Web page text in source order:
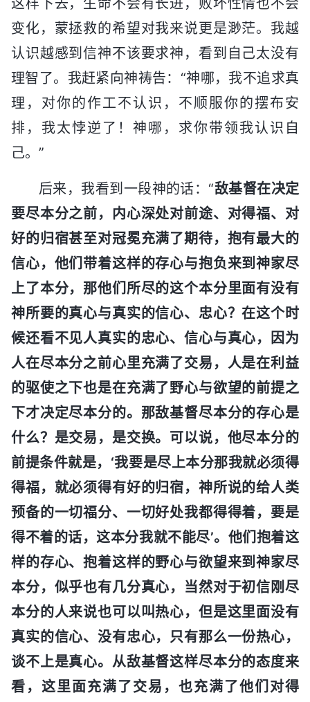
变化，蒙拯救的希望对我来说更是渺茫。我越
认识越感到信神不该要求神，看到自己太没有
理智了。我赶紧向神祷告：“神哪，我不追求真
理，对你的作工不认识，不顺服你的摆布安
排，我太悖逆了！神哪，求你带领我认识自
己。”
后来，我看到一段神的话：“敌基督在决定
要尽本分之前，内心深处对前途、对得福、对
好的归宿甚至对冠冕充满了期待，抱有最大的
信心，他们带着这样的存心与抱负来到神家尽
上了本分，那他们所尽的这个本分里面有没有
神所要的真心与真实的信心、忠心？在这个时
候还看不见人真实的忠心、信心与真心，因为
人在尽本分之前心里充满了交易，人是在利益
的驱使之下也是在充满了野心与欲望的前提之
下才决定尽本分的。那敌基督尽本分的存心是
什么？是交易，是交换。可以说，他尽本分的
前提条件就是，‘我要是尽上本分那我就必须得
得福，就必须得有好的归宿，神所说的给人类
预备的一切福分、一切好处我都得得着，要是
得不着的话，这本分我就不能尽’。他们抱着这
样的存心、抱着这样的野心与欲望来到神家尽
本分，似乎也有几分真心，当然对于初信刚尽
本分的人来说也可以叫热心，但是这里面没有
真实的信心、没有忠心，只有那么一份热心，
谈不上是真心。从敌基督这样尽本分的态度来
看，这里面充满了交易，也充满了他们对得